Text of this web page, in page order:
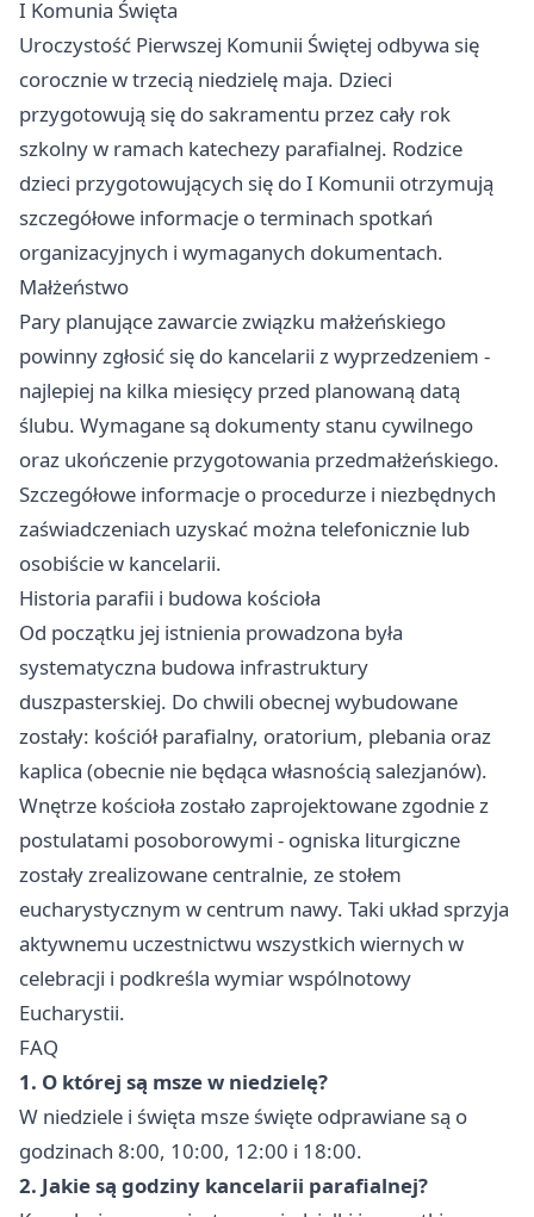
I Komunia Święta
Uroczystość Pierwszej Komunii Świętej odbywa się
corocznie w trzecią niedzielę maja. Dzieci
przygotowują się do sakramentu przez cały rok
szkolny w ramach katechezy parafialnej. Rodzice
dzieci przygotowujących się do I Komunii otrzymują
szczegółowe informacje o terminach spotkań
organizacyjnych i wymaganych dokumentach.
Małżeństwo
Pary planujące zawarcie związku małżeńskiego
powinny zgłosić się do kancelarii z wyprzedzeniem -
najlepiej na kilka miesięcy przed planowaną datą
ślubu. Wymagane są dokumenty stanu cywilnego
oraz ukończenie przygotowania przedmałżeńskiego.
Szczegółowe informacje o procedurze i niezbędnych
zaświadczeniach uzyskać można telefonicznie lub
osobiście w kancelarii.
Historia parafii i budowa kościoła
Od początku jej istnienia prowadzona była
systematyczna budowa infrastruktury
duszpasterskiej. Do chwili obecnej wybudowane
zostały: kościół parafialny, oratorium, plebania oraz
kaplica (obecnie nie będąca własnością salezjanów).
Wnętrze kościoła zostało zaprojektowane zgodnie z
postulatami posoborowymi - ogniska liturgiczne
zostały zrealizowane centralnie, ze stołem
eucharystycznym w centrum nawy. Taki układ sprzyja
aktywnemu uczestnictwu wszystkich wiernych w
celebracji i podkreśla wymiar wspólnotowy
Eucharystii.
FAQ
1. O której są msze w niedzielę?
W niedziele i święta msze święte odprawiane są o
godzinach 8:00, 10:00, 12:00 i 18:00.
2. Jakie są godziny kancelarii parafialnej?